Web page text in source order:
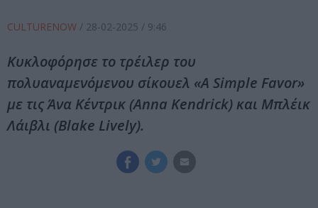
CULTURENOW / 28-02-2025 / 9:46
Κυκλοφόρησε το τρέιλερ του
πολυαναμενόμενου σίκουελ «A Simple Favor»
με τις Άνα Κέντρικ (Anna Kendrick) και Μπλέικ
Λάιβλι (Blake Lively).